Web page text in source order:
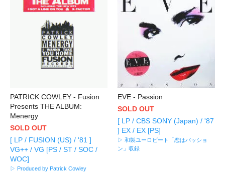
PATRICK COWLEY - Fusion
Presents THE ALBUM:
Menergy
SOLD OUT
[ LP / FUSION (US) / '81 ]
VG++ / VG [PS / ST / SOC /
WOC]
▷ Produced by Patrick Cowley
EVE - Passion
SOLD OUT
[ LP / CBS SONY (Japan) / '87
] EX / EX [PS]
▷ 和製ユーロビート「恋はパッショ
ン」収録